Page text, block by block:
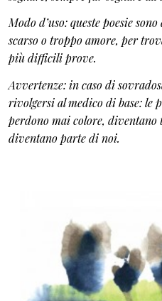
Modo d’uso: queste poesie
scarso o troppo amore, per
più difficili prove.
Avvertenze: in caso di
rivolgersi al medico di base: le
perdono mai colore,
diventano parte di noi.